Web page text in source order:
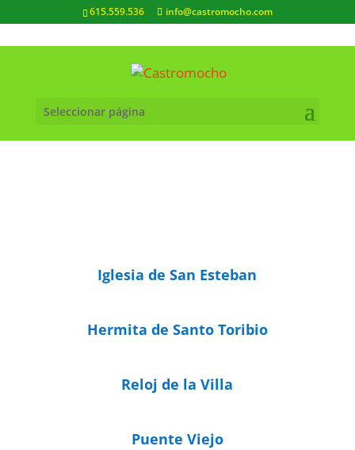
615.559.536 info@castromocho.com
Seleccionar página
Iglesia de San Esteban
Hermita de Santo Toribio
Reloj de la Villa
Puente Viejo